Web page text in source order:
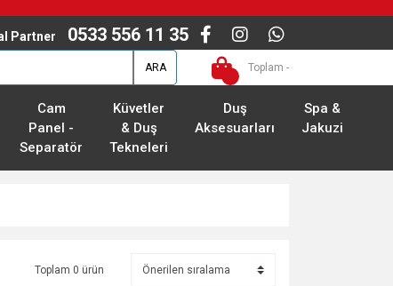
Partner 0533 556 11 35
ARA Toplam -
Cam
Panel -
Separatör
Küvetler
& Duş
Tekneleri
Duş
Aksesuarları
Spa &
Jakuzi
Toplam 0 ürün